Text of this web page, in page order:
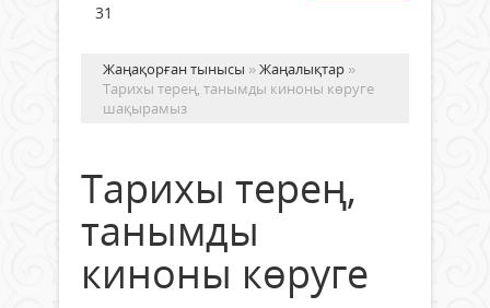
31
Жаңақорған тынысы »Жаңалықтар »
Тарихы терең, танымды киноны көруге
шақырамыз
Тарихы терең,
танымды
киноны көруге